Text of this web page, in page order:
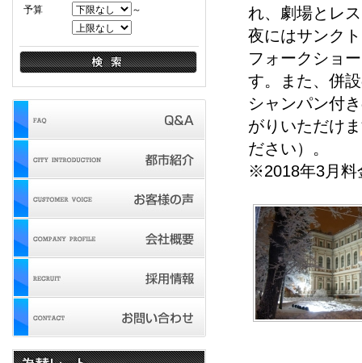
れ、劇場とレ
夜にはサンク
フォークショ
す。また、併
シャンパン付
がりいただけ
ださい）。
※2018年3月料
予算 ～